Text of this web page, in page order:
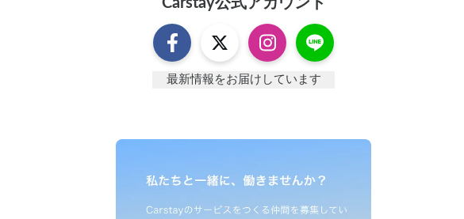
Carstay公式アカウント
最新情報をお届けしています